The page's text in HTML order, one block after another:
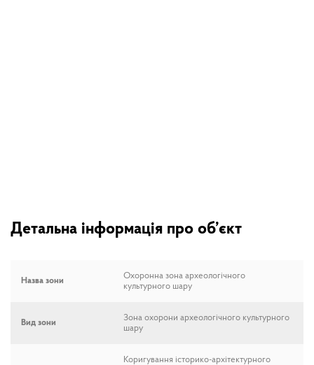
Детальна інформація про об’єкт
Назва зони
Охоронна зона археологічного
культурного шару
Вид зони
Зона охорони археологічного культурного
шару
Коригування історико-архітектурного